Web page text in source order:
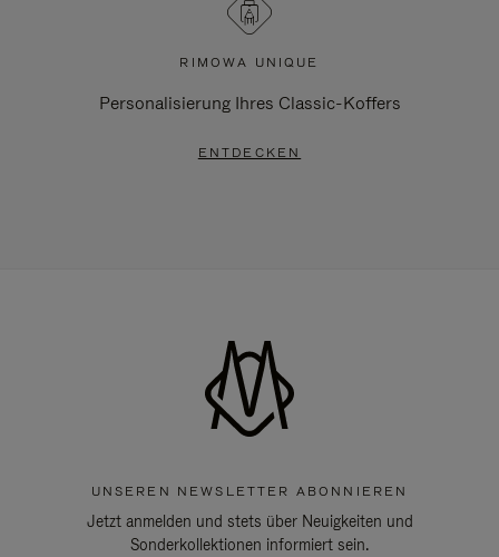
RIMOWA UNIQUE
Personalisierung Ihres Classic-Koffers
ENTDECKEN
UNSEREN NEWSLETTER ABONNIEREN
Jetzt anmelden und stets über Neuigkeiten und
Sonderkollektionen informiert sein.